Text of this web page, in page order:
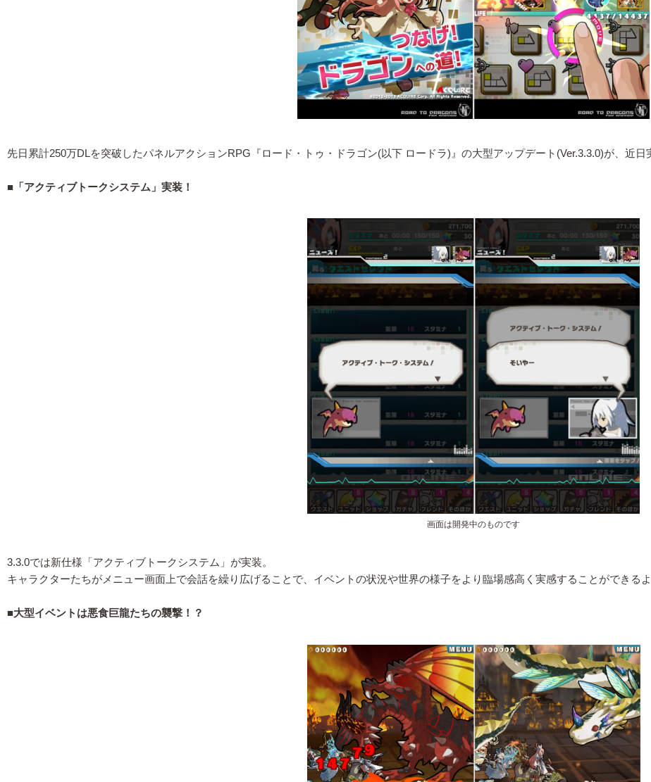
先日累計250万DLを突破したパネルアクションRPG『ロード・トゥ・ドラゴン(以下 ロードラ)』の大型アップデート(Ver.3.3.0)が、近日
■「アクティブトークシステム」実装！
画面は開発中のものです
3.3.0では新仕様「アクティブトークシステム」が実装。
キャラクターたちがメニュー画面上で会話を繰り広げることで、イベントの状況や世界の様子をより臨場感高く実感することができる
■大型イベントは悪食巨龍たちの襲撃！？